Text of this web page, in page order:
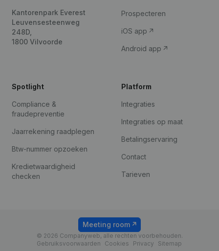
Kantorenpark Everest
Leuvensesteenweg
248D,
1800 Vilvoorde
Prospecteren
iOS app
Android app
Spotlight
Compliance &
fraudepreventie
Jaarrekening raadplegen
Btw-nummer opzoeken
Kredietwaardigheid
checken
Platform
Integraties
Integraties op maat
Betalingservaring
Contact
Tarieven
© 2026 Companyweb, alle rechten voorbehouden.
Gebruiksvoorwaarden
Cookies Privacy Sitemap
Meeting room